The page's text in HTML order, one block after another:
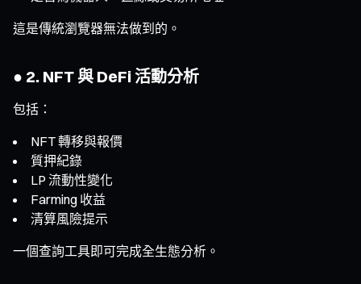
這是傳統瀏覽器無法做到的。
● 2. NFT 與 DeFi 活動分析
包括：
NFT 轉移與報價
質押紀錄
LP 流動性變化
Farming 收益
清算風險提示
一個查詢工具即可完成全生態分析。